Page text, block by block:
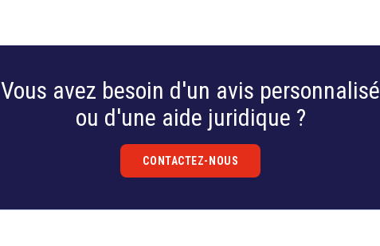
Vous avez besoin d'un avis personnalisé
ou d'une aide juridique ?
CONTACTEZ-NOUS